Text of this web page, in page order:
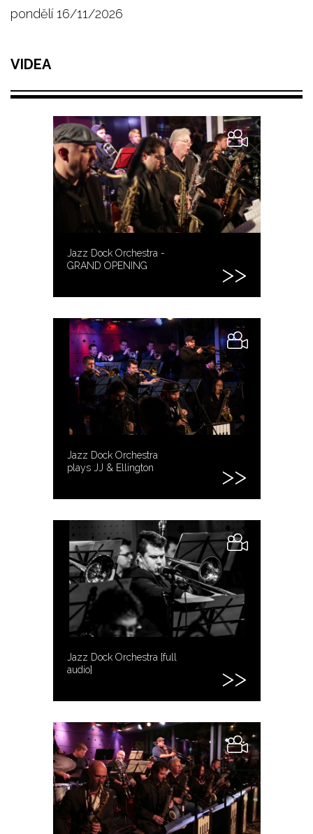
pondělí 16/11/2026
VIDEA
Jazz Dock Orchestra -
GRAND OPENING
Jazz Dock Orchestra
plays JJ & Ellington
Jazz Dock Orchestra [full
audio]